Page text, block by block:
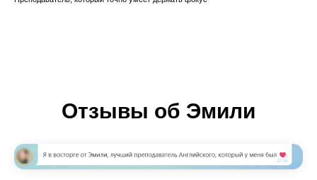
Отзывы об Эмили